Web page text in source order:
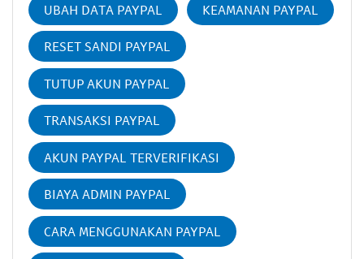
UBAH DATA PAYPAL KEAMANAN PAYPAL
RESET SANDI PAYPAL
TUTUP AKUN PAYPAL
TRANSAKSI PAYPAL
AKUN PAYPAL TERVERIFIKASI
BIAYA ADMIN PAYPAL
CARA MENGGUNAKAN PAYPAL